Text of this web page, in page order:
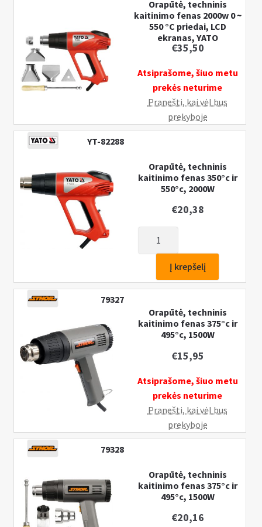
Orapūtė, techninis
kaitinimo fenas 2000w 0 ~
550 °C priedai, LCD
ekranas, YATO
€35,50
Atsiprašome, šiuo metu
prekės neturime
Pranešti, kai vėl bus
prekyboje
YT-82288
Orapūtė, techninis
kaitinimo fenas 350°c ir
550°c, 2000W
€20,38
Orapūtė,
techninis
kaitinimo
fenas
350°c
Į krepšelį
79327
Orapūtė, techninis
kaitinimo fenas 375°c ir
495°c, 1500W
€15,95
Atsiprašome, šiuo metu
prekės neturime
Pranešti, kai vėl bus
prekyboje
79328
Orapūtė, techninis
kaitinimo fenas 375°c ir
495°c, 1500W
€20,16